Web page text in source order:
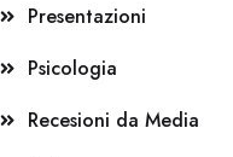
Presentazioni
Psicologia
Recesioni da Media